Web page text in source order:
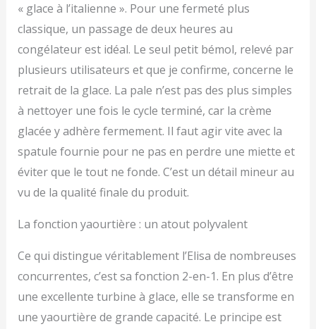
« glace à l’italienne ». Pour une fermeté plus
classique, un passage de deux heures au
congélateur est idéal. Le seul petit bémol, relevé par
plusieurs utilisateurs et que je confirme, concerne le
retrait de la glace. La pale n’est pas des plus simples
à nettoyer une fois le cycle terminé, car la crème
glacée y adhère fermement. Il faut agir vite avec la
spatule fournie pour ne pas en perdre une miette et
éviter que le tout ne fonde. C’est un détail mineur au
vu de la qualité finale du produit.
La fonction yaourtière : un atout polyvalent
Ce qui distingue véritablement l’Elisa de nombreuses
concurrentes, c’est sa fonction 2-en-1. En plus d’être
une excellente turbine à glace, elle se transforme en
une yaourtière de grande capacité. Le principe est